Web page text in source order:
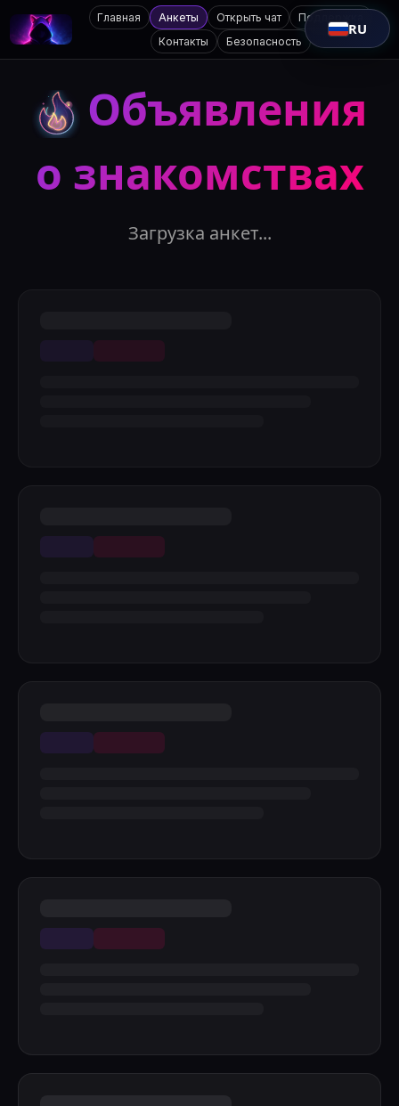
Главная Анкеты Открыть чат
Поддержка
Контакты
Безопасность
RU
Объявления
о знакомствах
Загрузка анкет...